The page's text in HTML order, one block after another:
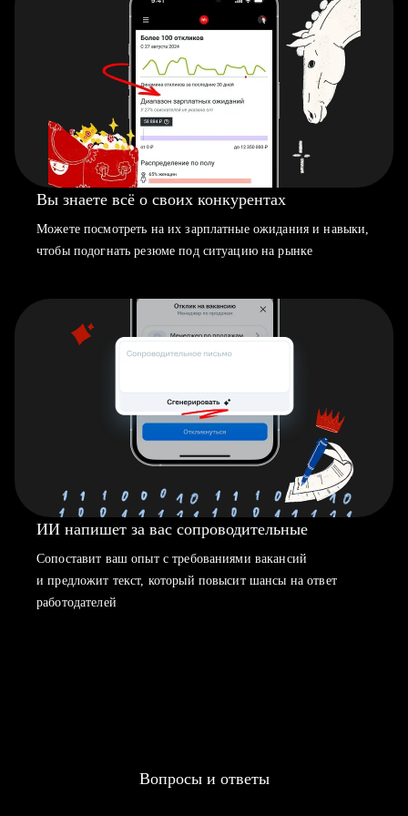
Вы знаете всё о своих конкурентах
Можете посмотреть на их зарплатные ожидания и навыки,
чтобы подогнать резюме под ситуацию на рынке
ИИ напишет за вас сопроводительные
Сопоставит ваш опыт с требованиями вакансий
и предложит текст, который повысит шансы на ответ
работодателей
Вопросы и ответы